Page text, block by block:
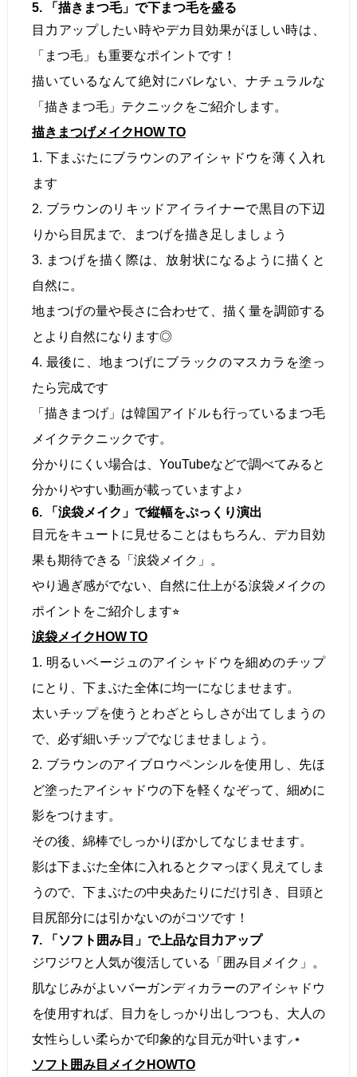
5. 「描きまつ毛」で下まつ毛を盛る
目力アップしたい時やデカ目効果がほしい時は、
「まつ毛」も重要なポイントです！
描いているなんて絶対にバレない、ナチュラルな
「描きまつ毛」テクニックをご紹介します。
描きまつげメイクHOW TO
1. 下まぶたにブラウンのアイシャドウを薄く入れ
ます
2. ブラウンのリキッドアイライナーで黒目の下辺
りから目尻まで、まつげを描き足しましょう
3. まつげを描く際は、放射状になるように描くと
自然に。
地まつげの量や長さに合わせて、描く量を調節する
とより自然になります◎
4. 最後に、地まつげにブラックのマスカラを塗っ
たら完成です
「描きまつげ」は韓国アイドルも行っているまつ毛
メイクテクニックです。
分かりにくい場合は、YouTubeなどで調べてみると
分かりやすい動画が載っていますよ♪
6. 「涙袋メイク」で縦幅をぷっくり演出
目元をキュートに見せることはもちろん、デカ目効
果も期待できる「涙袋メイク」。
やり過ぎ感がでない、自然に仕上がる涙袋メイクの
ポイントをご紹介します⭐︎
涙袋メイクHOW TO
1. 明るいベージュのアイシャドウを細めのチップ
にとり、下まぶた全体に均一になじませます。
太いチップを使うとわざとらしさが出てしまうの
で、必ず細いチップでなじませましょう。
2. ブラウンのアイブロウペンシルを使用し、先ほ
ど塗ったアイシャドウの下を軽くなぞって、細めに
影をつけます。
その後、綿棒でしっかりぼかしてなじませます。
影は下まぶた全体に入れるとクマっぽく見えてしま
うので、下まぶたの中央あたりにだけ引き、目頭と
目尻部分には引かないのがコツです！
7. 「ソフト囲み目」で上品な目力アップ
ジワジワと人気が復活している「囲み目メイク」。
肌なじみがよいバーガンディカラーのアイシャドウ
を使用すれば、目力をしっかり出しつつも、大人の
女性らしい柔らかで印象的な目元が叶います⸝⋆
ソフト囲み目メイクHOWTO